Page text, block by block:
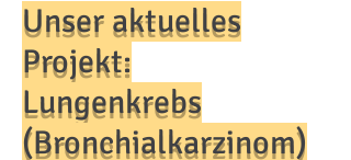
Unser aktuelles
Projekt:
Lungenkrebs
(Bronchialkarzinom)